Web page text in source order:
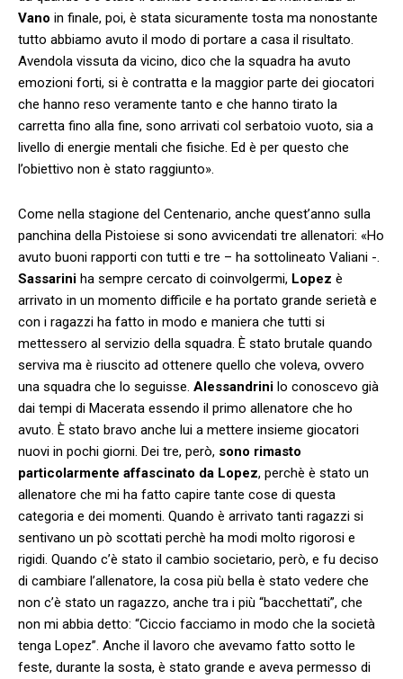
Vano in finale, poi, è stata sicuramente tosta ma nonostante
tutto abbiamo avuto il modo di portare a casa il risultato.
Avendola vissuta da vicino, dico che la squadra ha avuto
emozioni forti, si è contratta e la maggior parte dei giocatori
che hanno reso veramente tanto e che hanno tirato la
carretta fino alla fine, sono arrivati col serbatoio vuoto, sia a
livello di energie mentali che fisiche. Ed è per questo che
l’obiettivo non è stato raggiunto».
Come nella stagione del Centenario, anche quest’anno sulla
panchina della Pistoiese si sono avvicendati tre allenatori: «Ho
avuto buoni rapporti con tutti e tre – ha sottolineato Valiani -.
Sassarini ha sempre cercato di coinvolgermi, Lopez è
arrivato in un momento difficile e ha portato grande serietà e
con i ragazzi ha fatto in modo e maniera che tutti si
mettessero al servizio della squadra. È stato brutale quando
serviva ma è riuscito ad ottenere quello che voleva, ovvero
una squadra che lo seguisse. Alessandrini lo conoscevo già
dai tempi di Macerata essendo il primo allenatore che ho
avuto. È stato bravo anche lui a mettere insieme giocatori
nuovi in pochi giorni. Dei tre, però, sono rimasto
particolarmente affascinato da Lopez, perchè è stato un
allenatore che mi ha fatto capire tante cose di questa
categoria e dei momenti. Quando è arrivato tanti ragazzi si
sentivano un pò scottati perchè ha modi molto rigorosi e
rigidi. Quando c’è stato il cambio societario, però, e fu deciso
di cambiare l’allenatore, la cosa più bella è stato vedere che
non c’è stato un ragazzo, anche tra i più “bacchettati”, che
non mi abbia detto: “Ciccio facciamo in modo che la società
tenga Lopez”. Anche il lavoro che avevamo fatto sotto le
feste, durante la sosta, è stato grande e aveva permesso di